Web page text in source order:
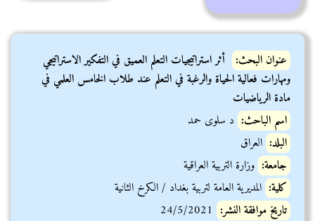
عنوان البحث: أثر استراتيجيات التعلم العميق في التفكير الاستراتيجي
ومهارات فعالية الحياة والرغبة في التعلم عند طلاب الخامس العلمي في
مادة الرياضيات
اسم الباحث: د سلوى حمد
البلد:العراق
جامعة:وزارة التربية العراقية
كلية:المديرية العامة لتربية بغداد / الكرخ الثانية
تاريخ موافقة النشر: